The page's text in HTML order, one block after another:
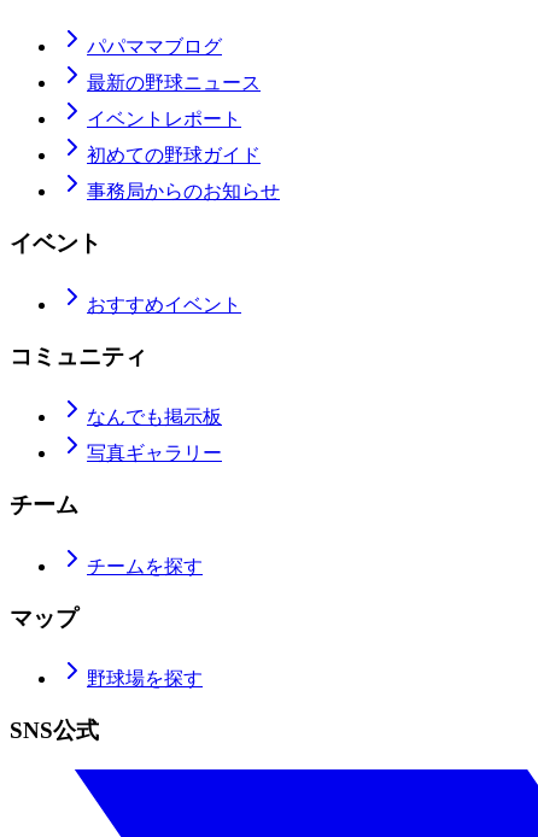
パパママブログ
最新の野球ニュース
イベントレポート
初めての野球ガイド
事務局からのお知らせ
イベント
おすすめイベント
コミュニティ
なんでも掲示板
写真ギャラリー
チーム
チームを探す
マップ
野球場を探す
SNS公式